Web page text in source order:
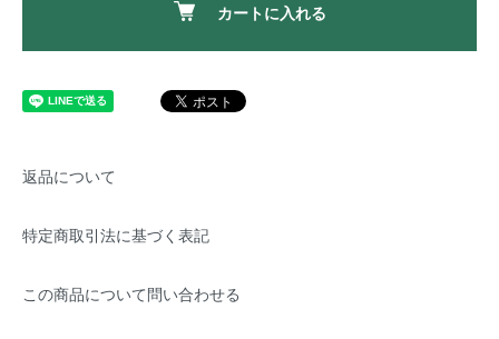
カートに入れる
返品について
特定商取引法に基づく表記
この商品について問い合わせる